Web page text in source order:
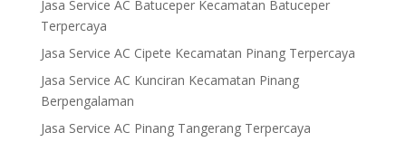
Jasa Service AC Batuceper Kecamatan Batuceper
Terpercaya
Jasa Service AC Cipete Kecamatan Pinang Terpercaya
Jasa Service AC Kunciran Kecamatan Pinang
Berpengalaman
Jasa Service AC Pinang Tangerang Terpercaya